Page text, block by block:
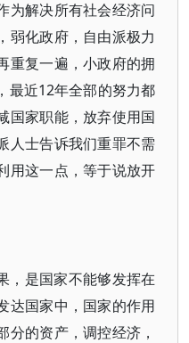
为解决所有社会经济问
弱化政府，自由派极力
重复一遍，小政府的拥
最近12年全部的努力都
国家职能，放弃使用国
人士告诉我们重罪不需
用这一点，等于说放开
，是国家不能够发挥在
达国家中，国家的作用
分的资产，调控经济，